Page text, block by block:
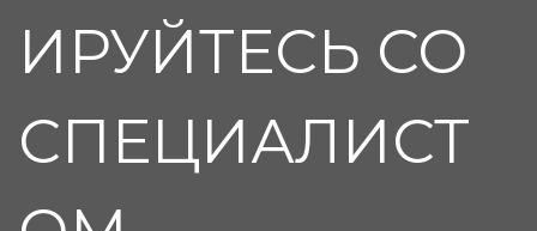
ИРУЙТЕСЬ СО
СПЕЦИАЛИСТ